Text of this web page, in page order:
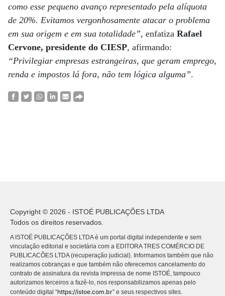
como esse pequeno avanço representado pela alíquota
de 20%. Evitamos vergonhosamente atacar o problema
em sua origem e em sua totalidade”, enfatiza Rafael
Cervone, presidente do CIESP, afirmando:
“Privilegiar empresas estrangeiras, que geram emprego,
renda e impostos lá fora, não tem lógica alguma”.
Copyright © 2026 - ISTOÉ PUBLICAÇÕES LTDA
Todos os direitos reservados.
A ISTOÉ PUBLICAÇÕES LTDA é um portal digital independente e sem
vinculação editorial e societária com a EDITORA TRES COMÉRCIO DE
PUBLICACÕES LTDA (recuperação judicial). Informamos também que não
realizamos cobranças e que também não oferecemos cancelamento do
contrato de assinatura da revista impressa de nome ISTOÉ, tampouco
autorizamos terceiros a fazê-lo, nos responsabilizamos apenas pelo
conteúdo digital “https://istoe.com.br” e seus respectivos sites.